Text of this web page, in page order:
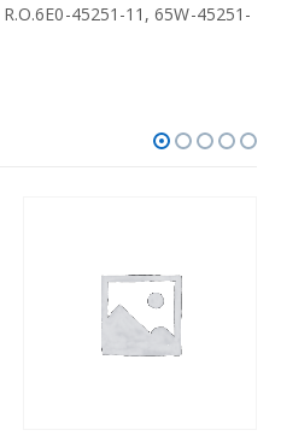
45251-11, 65W-45251-